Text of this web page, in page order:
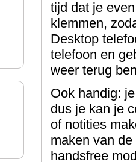
tijd dat je
klemmen,
Desktop
telefoon en
weer terug
Ook handig:
dus je kan je
of notities
maken van
handsfree